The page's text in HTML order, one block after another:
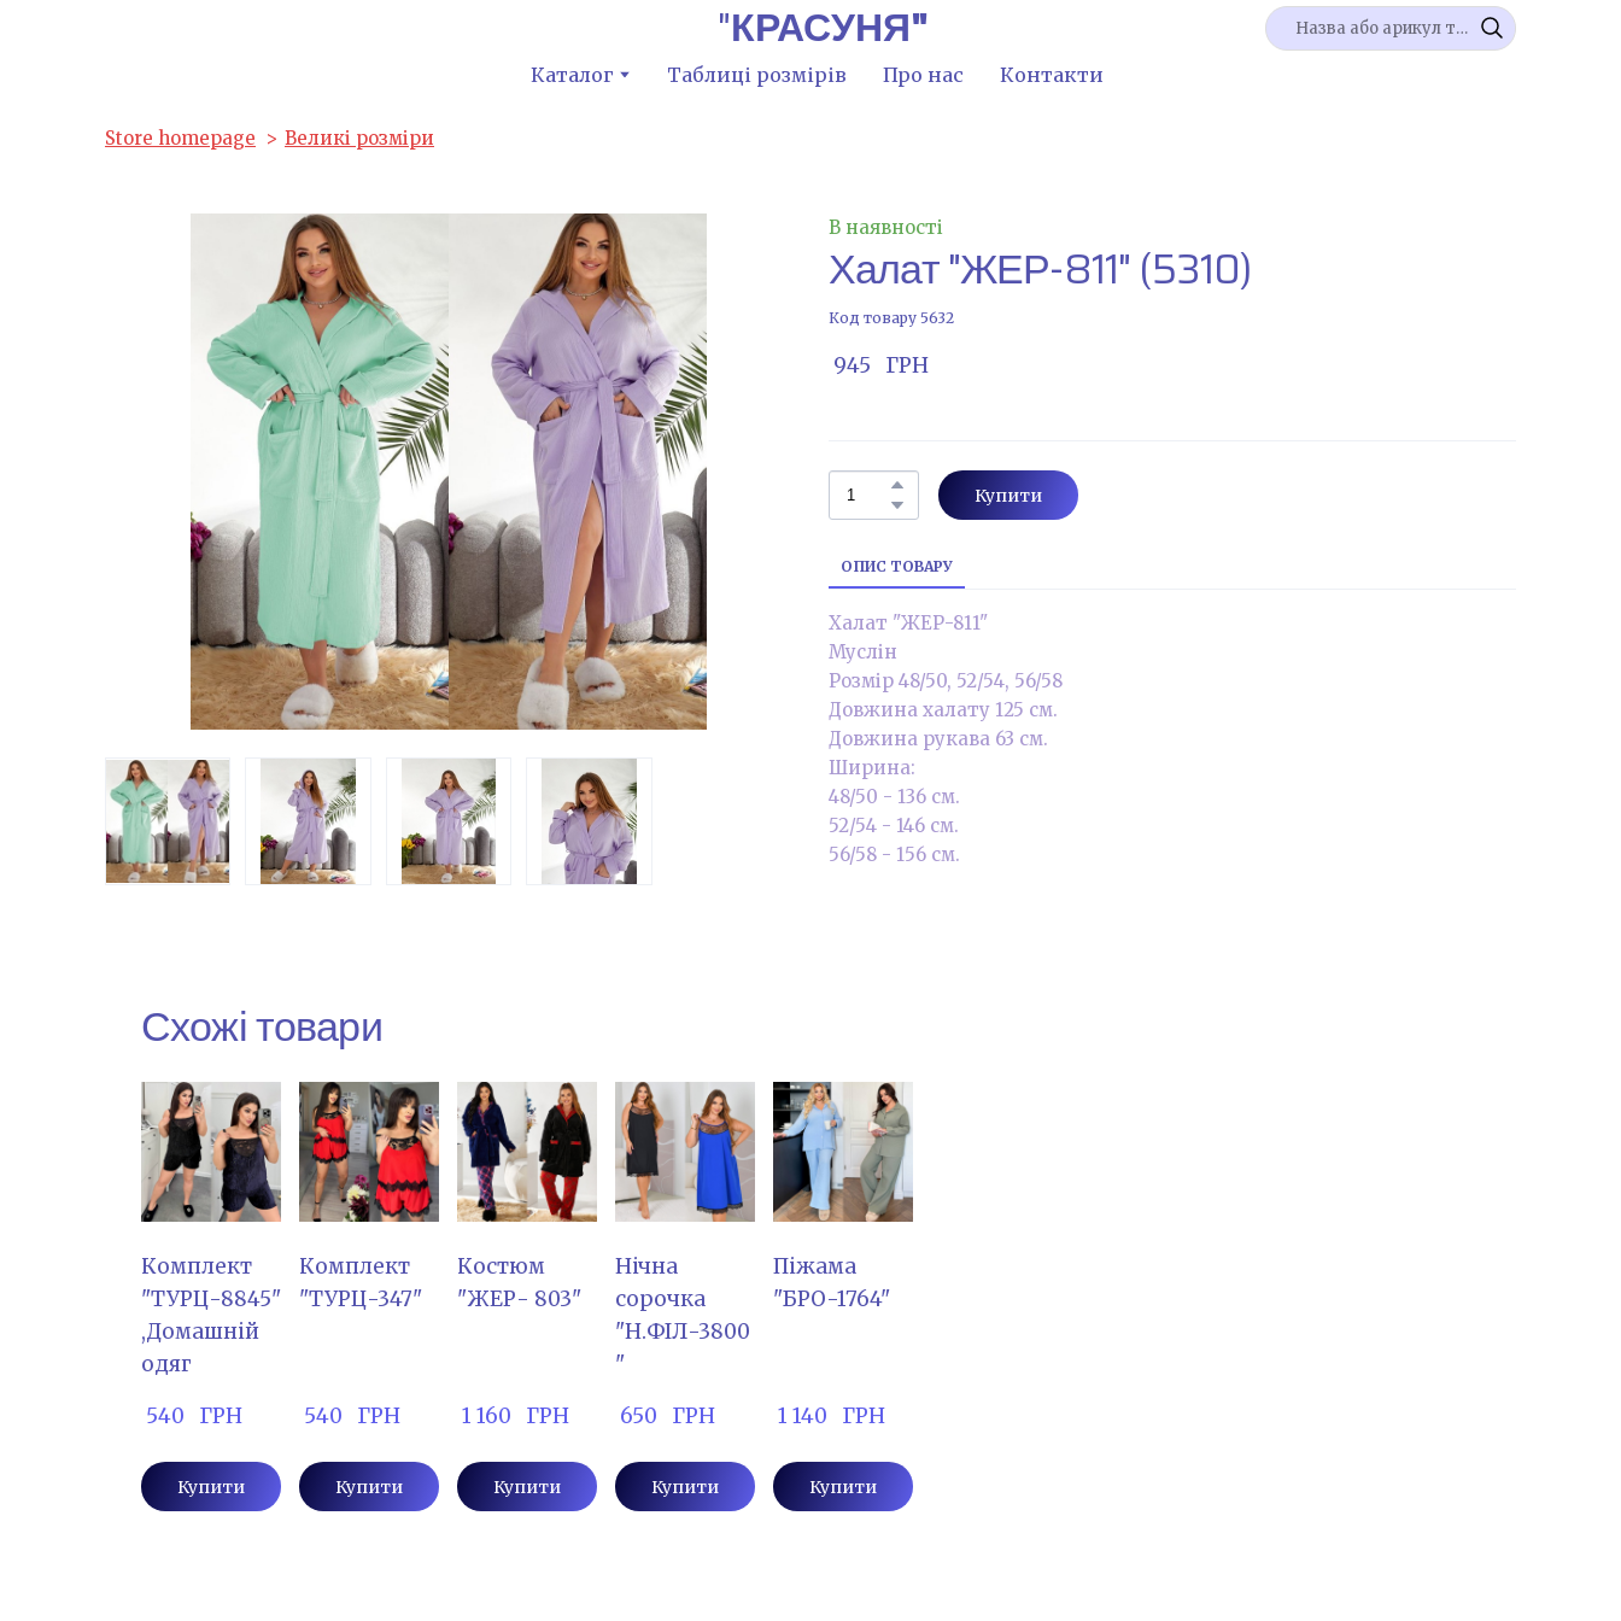
"КРАСУНЯ"
Каталог Таблиці розмірів Про нас Контакти
Store homepage Великі розміри
В наявності
Халат "ЖЕР-811" (5310)
Код товару 5632
945   ГРН
Купити
ОПИС ТОВАРУ
Халат "ЖЕР-811"
Муслін
Розмір 48/50, 52/54, 56/58
Довжина халату 125 см.
Довжина рукава 63 см.
Ширина:
48/50 - 136 см.
52/54 - 146 см.
56/58 - 156 см.
Схожі товари
Комплект
"ТУРЦ-8845"
,Домашній
одяг
540   ГРН
Купити
Комплект
"ТУРЦ-347"
540   ГРН
Купити
Костюм
"ЖЕР- 803"
1 160   ГРН
Купити
Нічна
сорочка
"Н.ФІЛ-3800
"
650   ГРН
Купити
Піжама
"БРО-1764"
1 140   ГРН
Купити